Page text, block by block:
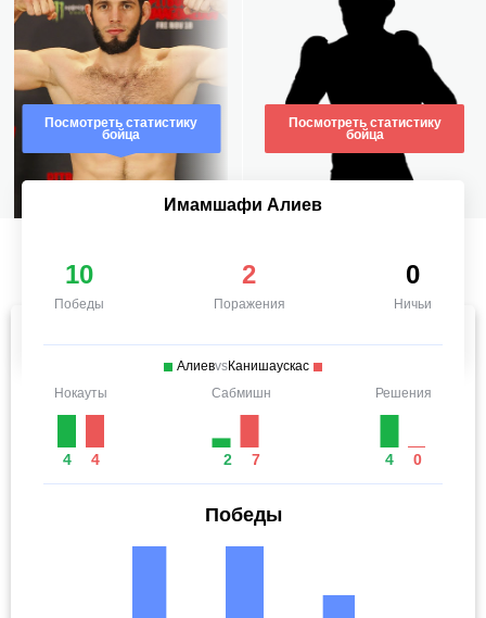
Посмотреть статистику
бойца
Посмотреть статистику
бойца
Имамшафи Алиев
10
Победы
2
Поражения
0
Ничьи
АлиевvsКанишаускас
Нокауты
4 4
Сабмишн
2 7
Решения
4 0
Победы